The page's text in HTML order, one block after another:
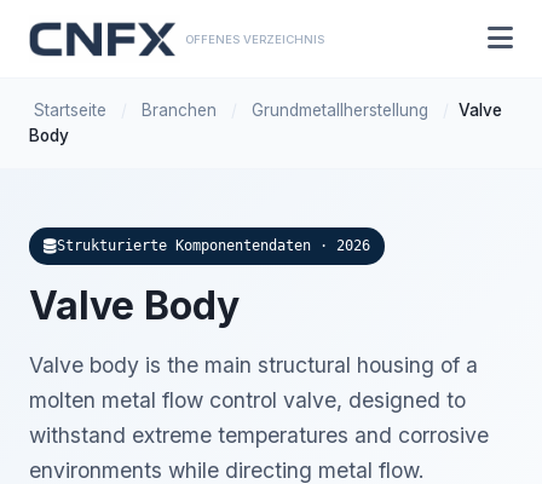
OFFENES VERZEICHNIS
Startseite Branchen Grundmetallherstellung
Valve
Body
Strukturierte Komponentendaten · 2026
Valve Body
Valve body is the main structural housing of a
molten metal flow control valve, designed to
withstand extreme temperatures and corrosive
environments while directing metal flow.